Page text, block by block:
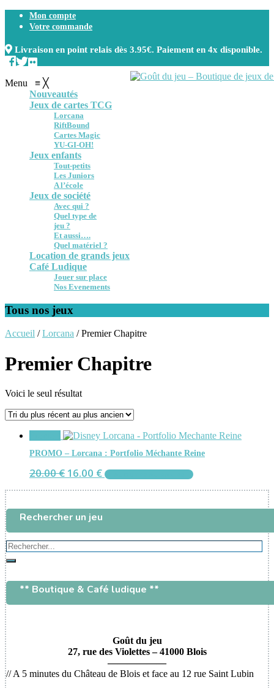
Mon compte
Votre commande
Livraison en point relais dès 3.95€. Paiement en 4x disponible.
Menu ≡ ╳
Nouveautés
Jeux de cartes TCG
Lorcana
RiftBound
Cartes Magic
YU-GI-OH!
Jeux enfants
Tout-petits
Les Juniors
A l’école
Jeux de société
Avec qui ?
Quel type de
jeu ?
Et aussi….
Quel matériel ?
Location de grands jeux
Café Ludique
Jouer sur place
Nos Evenements
Tous nos jeux
Accueil /Lorcana / Premier Chapitre
Premier Chapitre
Voici le seul résultat
PROMO – Lorcana : Portfolio Méchante Reine
20.00€ Le
prix
initial
20.00 €.
16.00 €Le
prix
actuel
16.00 €.
Rechercher un jeu
Rechercher...
Rechercher
** Boutique & Café ludique **
Goût du jeu
27, rue des Violettes – 41000 Blois
——————
// A 5 minutes du Château de Blois et face au 12 rue Saint Lubin